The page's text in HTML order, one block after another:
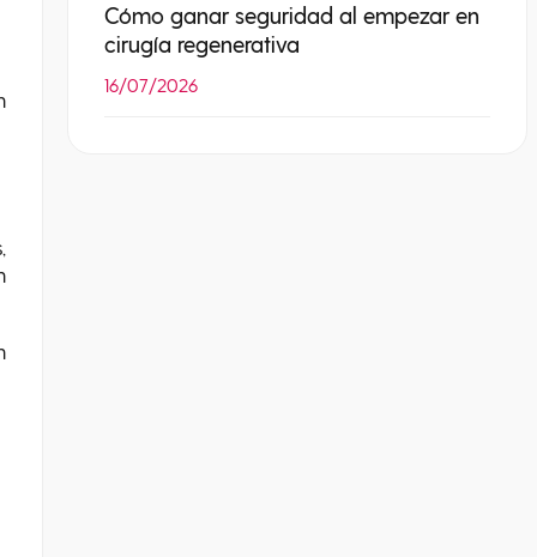
Cómo ganar seguridad al empezar en
cirugía regenerativa
16/07/2026